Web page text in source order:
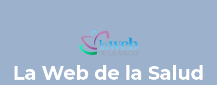
La Web de la Salud